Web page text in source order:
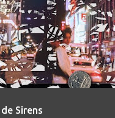
Sirens